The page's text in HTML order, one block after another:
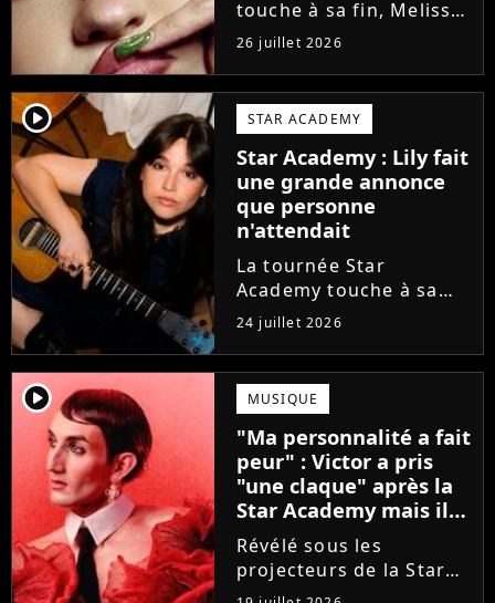
touche à sa fin, Melissa
se confie en interview
sur Volum sur la
création de son EP tout
va bien (j'crois), son
envie de gommer
l'étiquette Star
Academy, le jeu...
26 juillet 2026
player2 STAR ACADEMY
Star Academy : Lily fait
une grande annonce
que personne
n'attendait
La tournée Star
Academy touche à sa
fin. Et bonne nouvelle :
la jeune Lily Campa
vient de signer avec un
grand label de musique
en France.
24 juillet 2026
player2 MUSIQUE
"Ma personnalité a fait
peur" : Victor a pris
"une claque" après la
Star Academy mais il
en est ressorti plus
fort (interview)
Révélé sous les
projecteurs de la Star
Academy, Victor a fait